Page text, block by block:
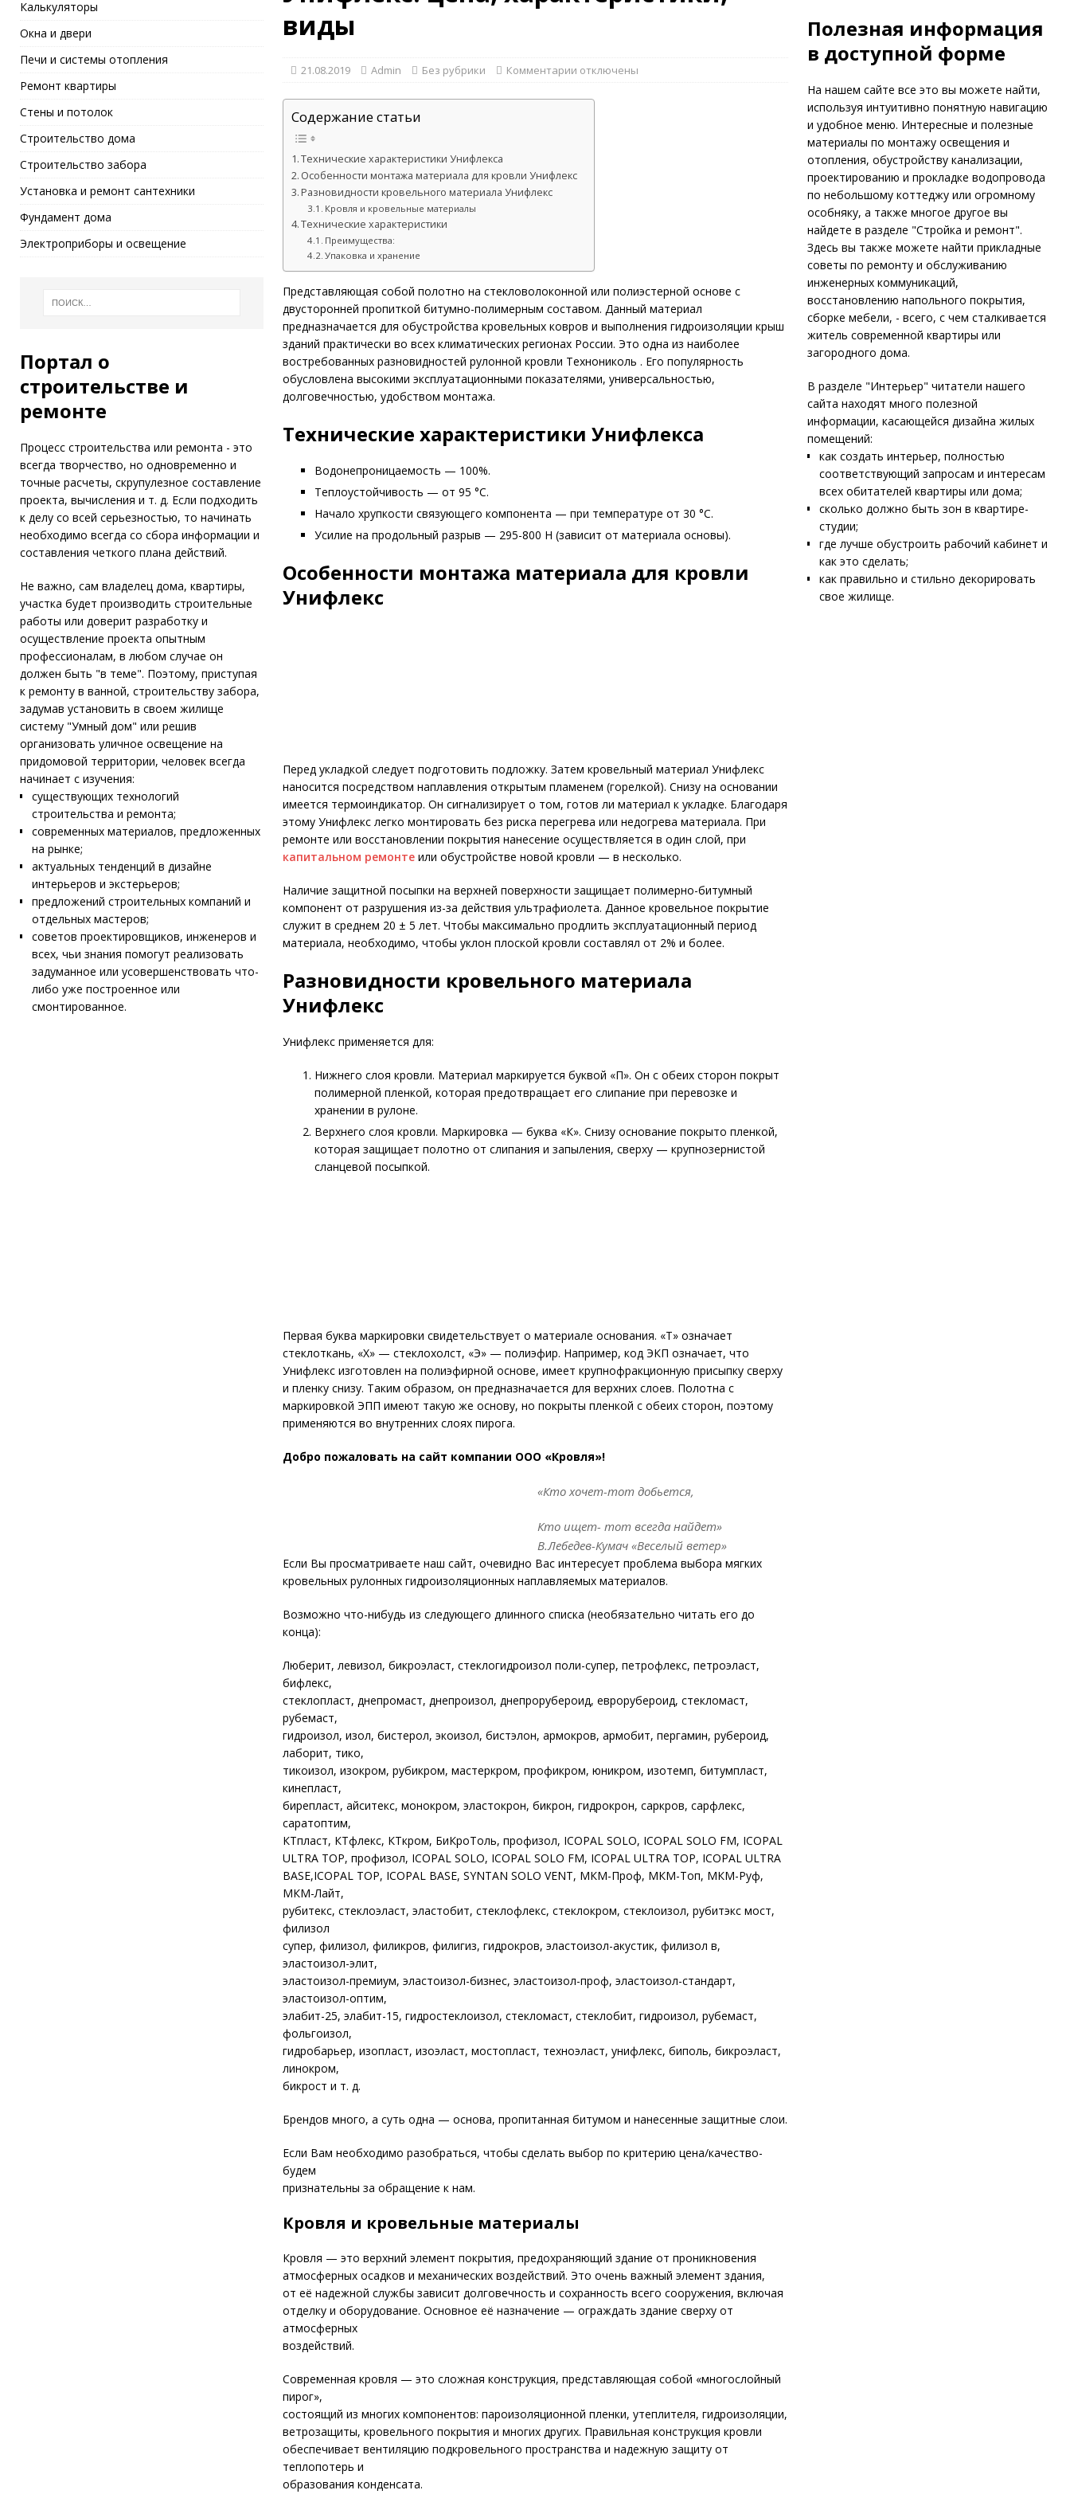
виды
21.08.2019 Admin Без рубрики Комментарии отключены
Содержание статьи
Технические характеристики Унифлекса
Особенности монтажа материала для кровли Унифлекс
Разновидности кровельного материала Унифлекс
Кровля и кровельные материалы
Технические характеристики
Преимущества:
Упаковка и хранение
Представляющая собой полотно на стекловолоконной или полиэстерной основе с
двусторонней пропиткой битумно-полимерным составом. Данный материал
предназначается для обустройства кровельных ковров и выполнения гидроизоляции крыш
зданий практически во всех климатических регионах России. Это одна из наиболее
востребованных разновидностей рулонной кровли Технониколь . Его популярность
обусловлена высокими эксплуатационными показателями, универсальностью,
долговечностью, удобством монтажа.
Технические характеристики Унифлекса
Водонепроницаемость — 100%.
Теплоустойчивость — от 95 °С.
Начало хрупкости связующего компонента — при температуре от 30 °С.
Усилие на продольный разрыв — 295-800 Н (зависит от материала основы).
Особенности монтажа материала для кровли
Унифлекс
Перед укладкой следует подготовить подложку. Затем кровельный материал Унифлекс
наносится посредством наплавления открытым пламенем (горелкой). Снизу на основании
имеется термоиндикатор. Он сигнализирует о том, готов ли материал к укладке. Благодаря
этому Унифлекс легко монтировать без риска перегрева или недогрева материала. При
ремонте или восстановлении покрытия нанесение осуществляется в один слой, при
капитальном ремонтеили обустройстве новой кровли — в несколько.
Наличие защитной посыпки на верхней поверхности защищает полимерно-битумный
компонент от разрушения из-за действия ультрафиолета. Данное кровельное покрытие
служит в среднем 20 ± 5 лет. Чтобы максимально продлить эксплуатационный период
материала, необходимо, чтобы уклон плоской кровли составлял от 2% и более.
Разновидности кровельного материала
Унифлекс
Унифлекс применяется для:
Нижнего слоя кровли. Материал маркируется буквой «П». Он с обеих сторон покрыт
полимерной пленкой, которая предотвращает его слипание при перевозке и
хранении в рулоне.
Верхнего слоя кровли. Маркировка — буква «К». Снизу основание покрыто пленкой,
которая защищает полотно от слипания и запыления, сверху — крупнозернистой
сланцевой посыпкой.
Первая буква маркировки свидетельствует о материале основания. «Т» означает
стеклоткань, «Х» — стеклохолст, «Э» — полиэфир. Например, код ЭКП означает, что
Унифлекс изготовлен на полиэфирной основе, имеет крупнофракционную присыпку сверху
и пленку снизу. Таким образом, он предназначается для верхних слоев. Полотна с
маркировкой ЭПП имеют такую же основу, но покрыты пленкой с обеих сторон, поэтому
применяются во внутренних слоях пирога.
Добро пожаловать на сайт компании ООО «Кровля»!
«Кто хочет-тот добьется,
Кто ищет- тот всегда найдет»
В.Лебедев-Кумач «Веселый ветер»
Если Вы просматриваете наш сайт, очевидно Вас интересует проблема выбора мягких
кровельных рулонных гидроизоляционных наплавляемых материалов.
Возможно что-нибудь из следующего длинного списка (необязательно читать его до
конца):
Люберит, левизол, бикроэласт, стеклогидроизол поли-супер, петрофлекс, петроэласт,
бифлекс,
стеклопласт, днепромаст, днепроизол, днепрорубероид, еврорубероид, стекломаст,
рубемаст,
гидроизол, изол, бистерол, экоизол, бистэлон, армокров, армобит, пергамин, рубероид,
лаборит, тико,
тикоизол, изокром, рубикром, мастеркром, профикром, юникром, изотемп, битумпласт,
кинепласт,
бирепласт, айситекс, монокром, эластокрон, бикрон, гидрокрон, саркров, сарфлекс,
саратоптим,
КТпласт, КТфлекс, КТкром, БиКроТоль, профизол, ICOPAL SOLO, ICOPAL SOLO FM, ICOPAL
ULTRA TOP, профизол, ICOPAL SOLO, ICOPAL SOLO FM, ICOPAL ULTRA TOP, ICOPAL ULTRA
BASE,ICOPAL TOP, ICOPAL BASE, SYNTAN SOLO VENT, МКМ-Проф, МКМ-Топ, МКМ-Руф,
МКМ-Лайт,
рубитекс, стеклоэласт, эластобит, стеклофлекс, стеклокром, стеклоизол, рубитэкс мост,
филизол
супер, филизол, филикров, филигиз, гидрокров, эластоизол-акустик, филизол в,
эластоизол-элит,
эластоизол-премиум, эластоизол-бизнес, эластоизол-проф, эластоизол-стандарт,
эластоизол-оптим,
элабит-25, элабит-15, гидростеклоизол, стекломаст, стеклобит, гидроизол, рубемаст,
фольгоизол,
гидробарьер, изопласт, изоэласт, мостопласт, техноэласт, унифлекс, биполь, бикроэласт,
линокром,
бикрост и т. д.
Брендов много, а суть одна — основа, пропитанная битумом и нанесенные защитные слои.
Если Вам необходимо разобраться, чтобы сделать выбор по критерию цена/качество-
будем
признательны за обращение к нам.
Кровля и кровельные материалы
Кровля — это верхний элемент покрытия, предохраняющий здание от проникновения
атмосферных осадков и механических воздействий. Это очень важный элемент здания,
от её надежной службы зависит долговечность и сохранность всего сооружения, включая
отделку и оборудование. Основное её назначение — ограждать здание сверху от
атмосферных
воздействий.
Современная кровля — это сложная конструкция, представляющая собой «многослойный
пирог»,
состоящий из многих компонентов: пароизоляционной пленки, утеплителя, гидроизоляции,
ветрозащиты, кровельного покрытия и многих других. Правильная конструкция кровли
обеспечивает вентиляцию подкровельного пространства и надежную защиту от
теплопотерь и
образования конденсата.
Калькуляторы
Окна и двери
Печи и системы отопления
Ремонт квартиры
Стены и потолок
Строительство дома
Строительство забора
Установка и ремонт сантехники
Фундамент дома
Электроприборы и освещение
Портал о
строительстве и
ремонте
Процесс строительства или ремонта - это
всегда творчество, но одновременно и
точные расчеты, скрупулезное составление
проекта, вычисления и т. д. Если подходить
к делу со всей серьезностью, то начинать
необходимо всегда со сбора информации и
составления четкого плана действий.
Не важно, сам владелец дома, квартиры,
участка будет производить строительные
работы или доверит разработку и
осуществление проекта опытным
профессионалам, в любом случае он
должен быть "в теме". Поэтому, приступая
к ремонту в ванной, строительству забора,
задумав установить в своем жилище
систему "Умный дом" или решив
организовать уличное освещение на
придомовой территории, человек всегда
начинает с изучения:
существующих технологий
строительства и ремонта;
современных материалов, предложенных
на рынке;
актуальных тенденций в дизайне
интерьеров и экстерьеров;
предложений строительных компаний и
отдельных мастеров;
советов проектировщиков, инженеров и
всех, чьи знания помогут реализовать
задуманное или усовершенствовать что-
либо уже построенное или
смонтированное.
Полезная информация
в доступной форме
На нашем сайте все это вы можете найти,
используя интуитивно понятную навигацию
и удобное меню. Интересные и полезные
материалы по монтажу освещения и
отопления, обустройству канализации,
проектированию и прокладке водопровода
по небольшому коттеджу или огромному
особняку, а также многое другое вы
найдете в разделе "Стройка и ремонт".
Здесь вы также можете найти прикладные
советы по ремонту и обслуживанию
инженерных коммуникаций,
восстановлению напольного покрытия,
сборке мебели, - всего, с чем сталкивается
житель современной квартиры или
загородного дома.
В разделе "Интерьер" читатели нашего
сайта находят много полезной
информации, касающейся дизайна жилых
помещений:
как создать интерьер, полностью
соответствующий запросам и интересам
всех обитателей квартиры или дома;
сколько должно быть зон в квартире-
студии;
где лучше обустроить рабочий кабинет и
как это сделать;
как правильно и стильно декорировать
свое жилище.